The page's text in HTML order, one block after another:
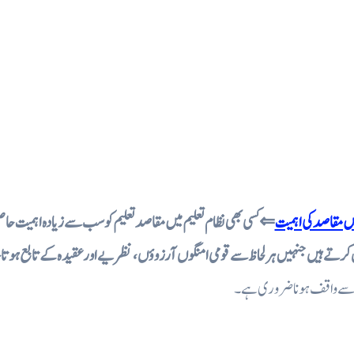
میں مقاصد کی اہمیت⇐ کسی بھی نظام تعلیم میں مقاصد تعلیم کو سب سے زیادہ
ہیں جنہیں ہر لحاظ سے قومی امنگوں آرزوؤں ، نظریے اور عقیدہ کے تابع
واقف ہونا ضروری ہے۔